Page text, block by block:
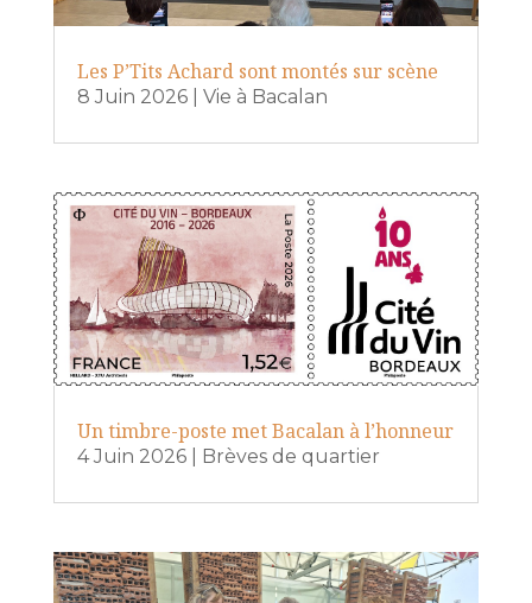
Les P’Tits Achard sont montés sur scène
8 Juin 2026| Vie à Bacalan
Un timbre-poste met Bacalan à l’honneur
4 Juin 2026| Brèves de quartier